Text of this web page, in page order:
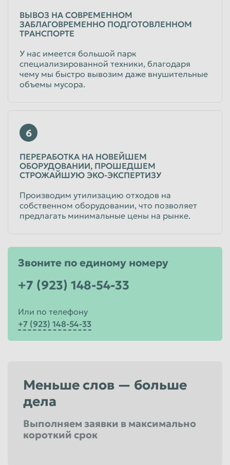
ВЫВОЗ НА СОВРЕМЕННОМ
ЗАБЛАГОВРЕМЕННО ПОДГОТОВЛЕННОМ
ТРАНСПОРТЕ
У нас имеется большой парк
специализированной техники, благодаря
чему мы быстро вывозим даже внушительные
объемы мусора.
6
ПЕРЕРАБОТКА НА НОВЕЙШЕМ
ОБОРУДОВАНИИ, ПРОШЕДШЕМ
СТРОЖАЙШУЮ ЭКО-ЭКСПЕРТИЗУ
Производим утилизацию отходов на
собственном оборудовании, что позволяет
предлагать минимальные цены на рынке.
Звоните по единому номеру
+7 (923) 148-54-33
Или по телефону
+7 (923) 148-54-33
Меньше слов — больше
дела
Выполняем заявки в максимально
короткий срок